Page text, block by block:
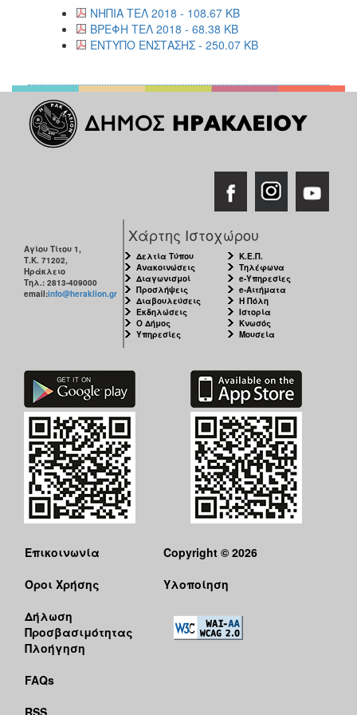
ΑΝΘΕΚΤΙΚΗ
ΝΗΠΙΑ ΤΕΛ 2018 - 108.67 KB
ΒΡΕΦΗ ΤΕΛ 2018 - 68.38 KB
ΕΝΤΥΠΟ ΕΝΣΤΑΣΗΣ - 250.07 KB
Αγίου Τίτου 1,
Τ.Κ. 71202,
Ηράκλειο
Τηλ.: 2813-409000
email:info@heraklion.gr
Χάρτης Ιστοχώρου
Δελτία Τύπου
Ανακοινώσεις
Διαγωνισμοί
Προσλήψεις
Διαβουλεύσεις
Εκδηλώσεις
Ο Δήμος
Υπηρεσίες
Κ.Ε.Π.
Τηλέφωνα
e-Υπηρεσίες
e-Αιτήματα
Η Πόλη
Ιστορία
Κνωσός
Μουσεία
Επικοινωνία
Όροι Χρήσης
Δήλωση
Προσβασιμότητας
Πλοήγηση
FAQs
RSS
Copyright © 2026
Υλοποίηση